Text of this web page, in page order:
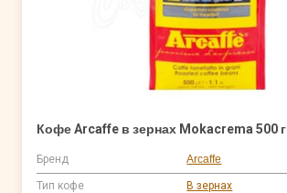
Кофе Arcaffe в зернах Mokacrema 500 г
Бренд Arcaffe
Тип кофе В зернах